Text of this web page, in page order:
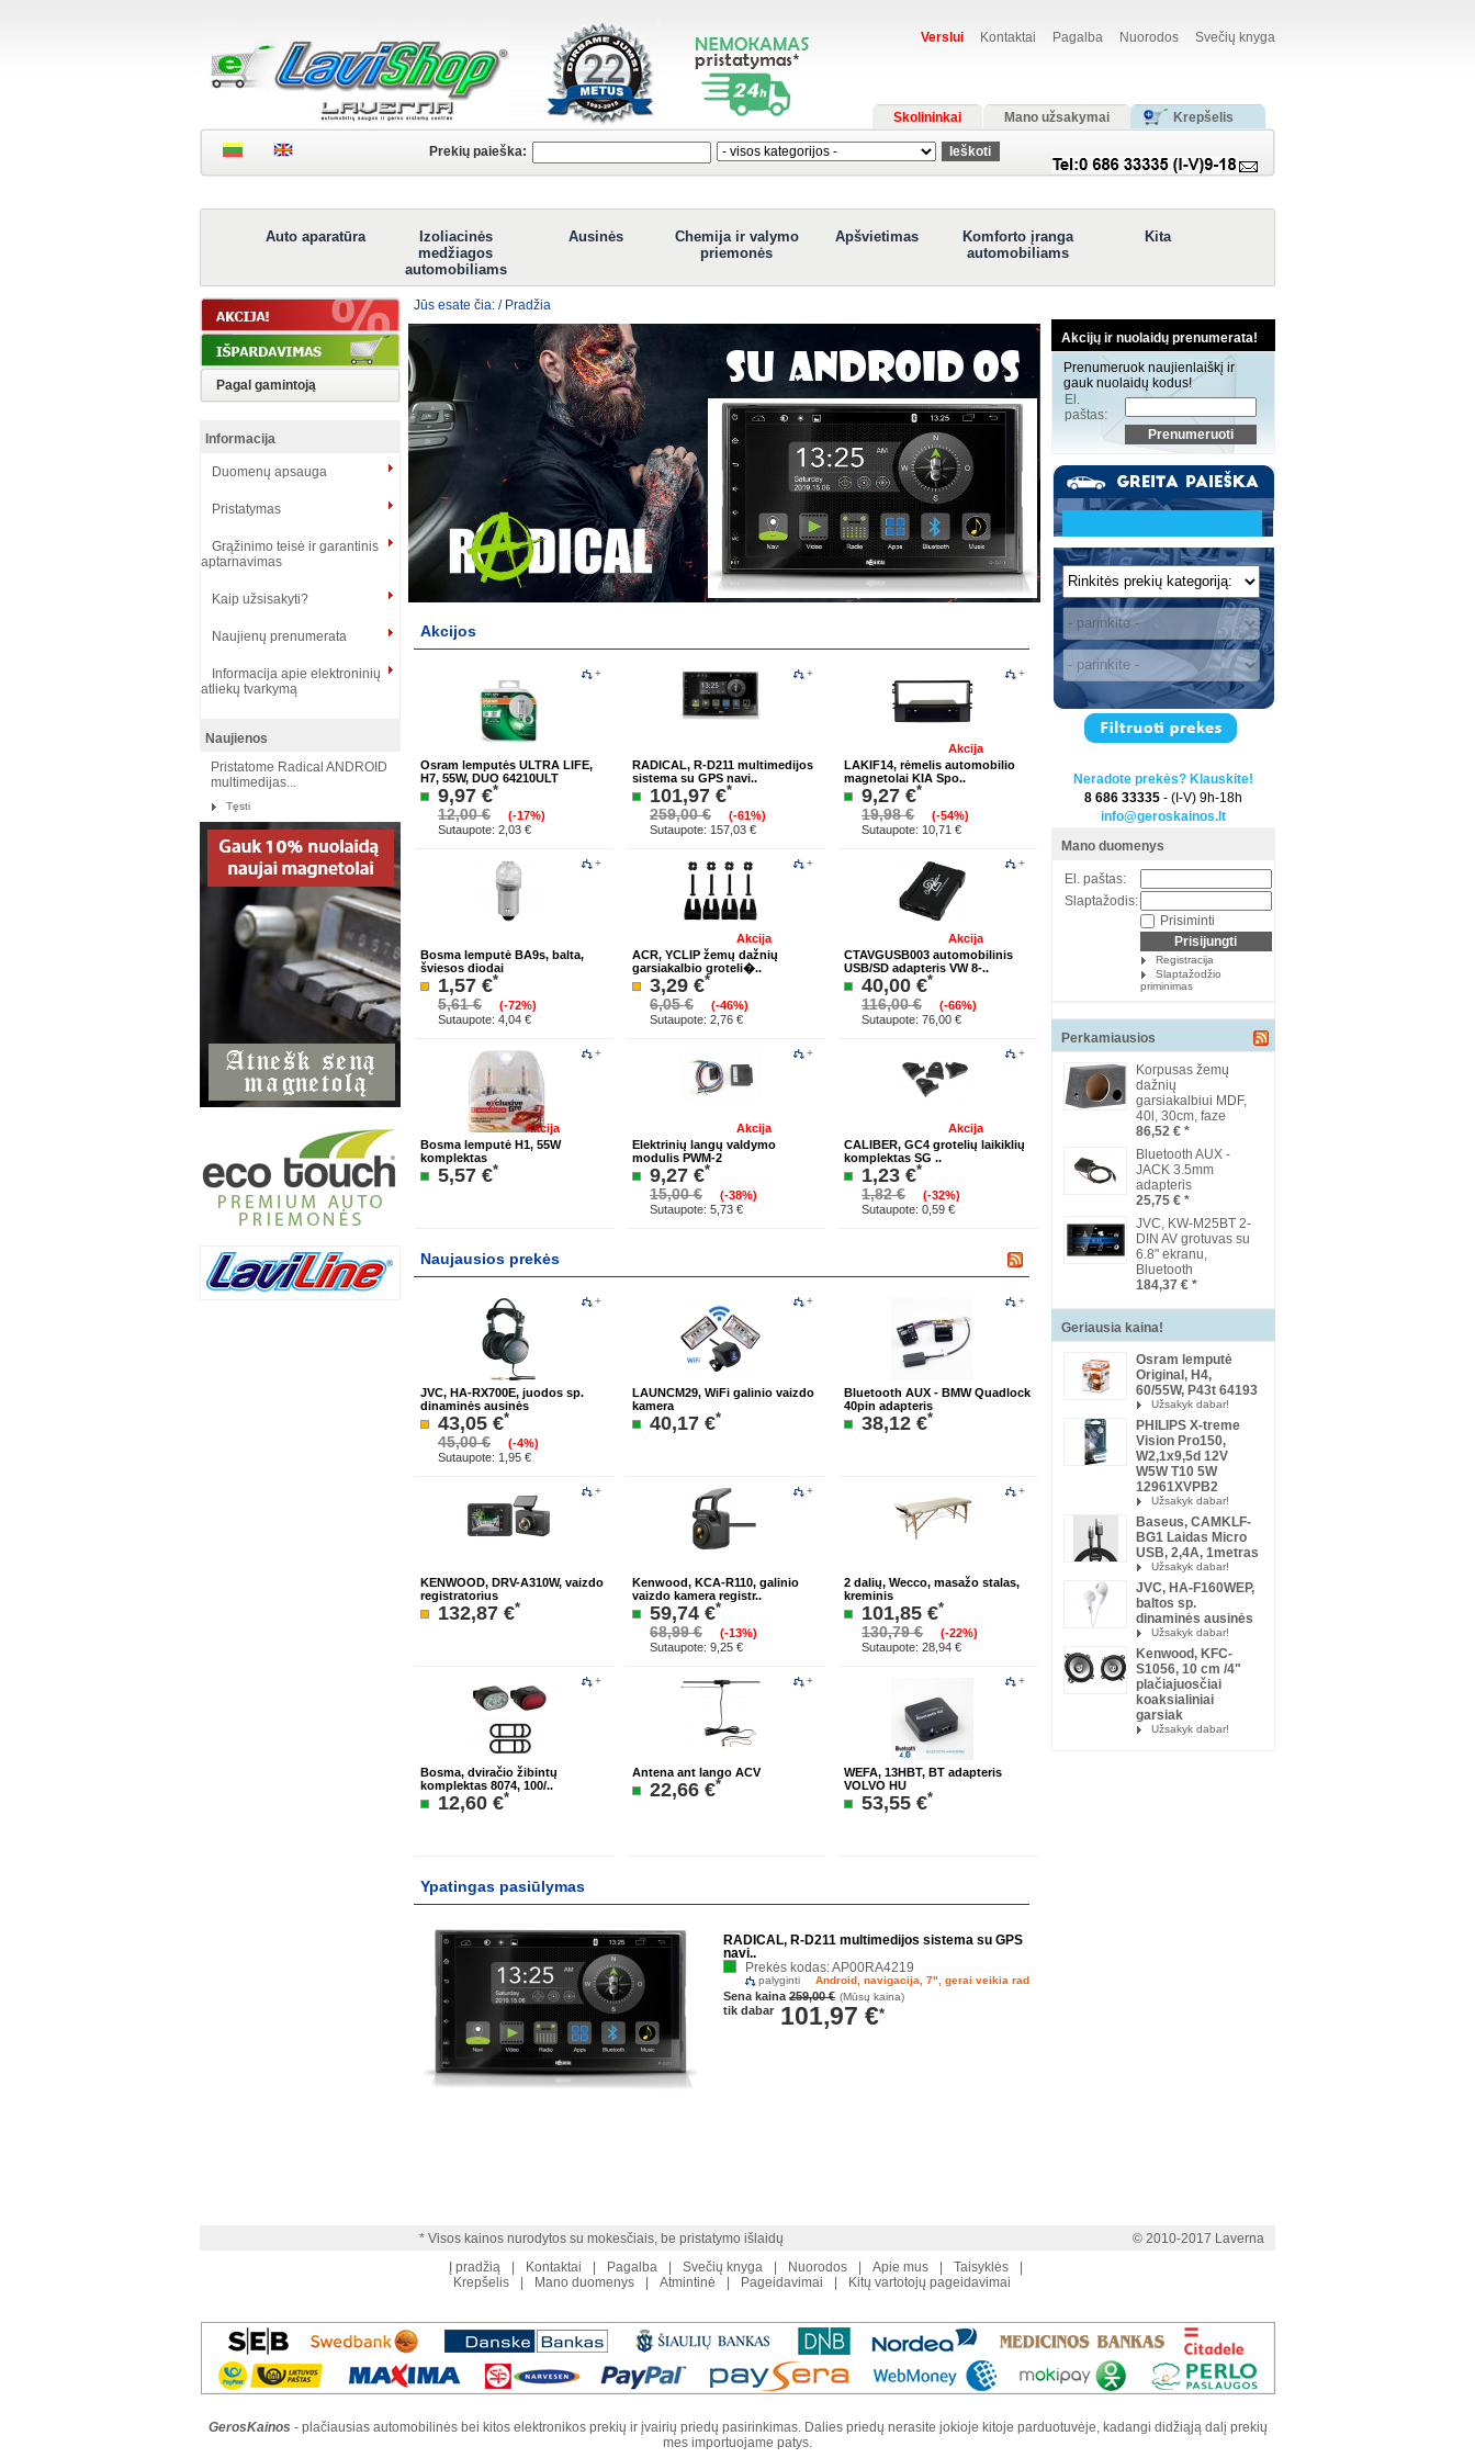
Verslui Kontaktai Pagalba Nuorodos Svečių knyga
Skolininkai Mano užsakymai Krepšelis
Prekių paieška:
Auto aparatūra
Izoliacinės
medžiagos
automobiliams
Ausinės
Chemija ir valymo
priemonės
Apšvietimas
Komforto įranga
automobiliams
Kita
Pagal gamintoją
Informacija
Duomenų apsauga
Pristatymas
Grąžinimo teisė ir garantinis
aptarnavimas
Kaip užsisakyti?
Naujienų prenumerata
Informacija apie elektroninių
atliekų tvarkymą
Naujienos
Pristatome Radical ANDROID
multimedijas...
Tęsti
Jūs esate čia: / Pradžia
Akcijų ir nuolaidų prenumerata!
Prenumeruok naujienlaiškį ir
gauk nuolaidų kodus!
El.
paštas:
Neradote prekės? Klauskite!
8 686 33335 - (I-V) 9h-18h
info@geroskainos.lt
Mano duomenys
El. paštas:
Slaptažodis:
Prisiminti
Registracija
Slaptažodžio
priminimas
Perkamiausios
Korpusas žemų
dažnių
garsiakalbiui MDF,
40l, 30cm, faze
86,52 € *
Bluetooth AUX -
JACK 3.5mm
adapteris
25,75 € *
JVC, KW-M25BT 2-
DIN AV grotuvas su
6.8" ekranu,
Bluetooth
184,37 € *
Geriausia kaina!
Osram lemputė
Original, H4,
60/55W, P43t 64193
Užsakyk dabar!
PHILIPS X-treme
Vision Pro150,
W2,1x9,5d 12V
W5W T10 5W
12961XVPB2
Užsakyk dabar!
Baseus, CAMKLF-
BG1 Laidas Micro
USB, 2,4A, 1metras
Užsakyk dabar!
JVC, HA-F160WEP,
baltos sp.
dinaminės ausinės
Užsakyk dabar!
Kenwood, KFC-
S1056, 10 cm /4"
plačiajuosčiai
koaksialiniai
garsiak
Užsakyk dabar!
Akcijos
Osram lemputės ULTRA LIFE,
H7, 55W, DUO 64210ULT
9,97 €*
12,00 €
(-17%)
Sutaupote: 2,03 €
+
RADICAL, R-D211 multimedijos
sistema su GPS navi..
101,97 €*
259,00 €
(-61%)
Sutaupote: 157,03 €
+
Akcija
LAKIF14, rėmelis automobilio
magnetolai KIA Spo..
9,27 €*
19,98 €
(-54%)
Sutaupote: 10,71 €
+
Bosma lemputė BA9s, balta,
šviesos diodai
1,57 €*
5,61 €
(-72%)
Sutaupote: 4,04 €
+
Akcija
ACR, YCLIP žemų dažnių
garsiakalbio groteli�..
3,29 €*
6,05 €
(-46%)
Sutaupote: 2,76 €
+
Akcija
CTAVGUSB003 automobilinis
USB/SD adapteris VW 8-..
40,00 €*
116,00 €
(-66%)
Sutaupote: 76,00 €
+
Akcija
Bosma lemputė H1, 55W
komplektas
5,57 €*
+
Akcija
Elektrinių langų valdymo
modulis PWM-2
9,27 €*
15,00 €
(-38%)
Sutaupote: 5,73 €
+
Akcija
CALIBER, GC4 grotelių laikiklių
komplektas SG ..
1,23 €*
1,82 €
(-32%)
Sutaupote: 0,59 €
+
Naujausios prekės
JVC, HA-RX700E, juodos sp.
dinaminės ausinės
43,05 €*
45,00 €
(-4%)
Sutaupote: 1,95 €
+
LAUNCM29, WiFi galinio vaizdo
kamera
40,17 €*
+
Bluetooth AUX - BMW Quadlock
40pin adapteris
38,12 €*
+
KENWOOD, DRV-A310W, vaizdo
registratorius
132,87 €*
+
Kenwood, KCA-R110, galinio
vaizdo kamera registr..
59,74 €*
68,99 €
(-13%)
Sutaupote: 9,25 €
+
2 dalių, Wecco, masažo stalas,
kreminis
101,85 €*
130,79 €
(-22%)
Sutaupote: 28,94 €
+
Bosma, dviračio žibintų
komplektas 8074, 100/..
12,60 €*
+
Antena ant lango ACV
22,66 €*
+
WEFA, 13HBT, BT adapteris
VOLVO HU
53,55 €*
+
Ypatingas pasiūlymas
RADICAL, R-D211 multimedijos sistema su GPS
navi..
Prekės kodas: AP00RA4219
palyginti Android, navigacija, 7", gerai veikia rad
Sena kaina 259,00 € (Mūsų kaina)
tik dabar 101,97 €*
* Visos kainos nurodytos su mokesčiais, be pristatymo išlaidų
© 2010-2017 Laverna
Į pradžią
Kontaktai Pagalba Svečių knyga Nuorodos Apie mus Taisyklės
Krepšelis
Mano duomenys Atmintinė Pageidavimai Kitų vartotojų pageidavimai
GerosKainos - plačiausias automobilinės bei kitos elektronikos prekių ir įvairių priedų pasirinkimas. Dalies priedų nerasite jokioje kitoje parduotuvėje, kadangi didžiąją dalį prekių
mes importuojame patys.